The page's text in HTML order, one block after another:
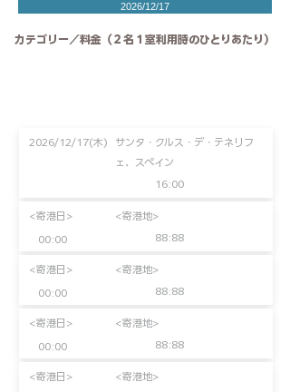
2026/12/17(木)
16:00
サンタ・クルス・デ・テネリフ
ェ、スペイン
<寄港日>
00:00 88:88
<寄港地>
<寄港日>
00:00 88:88
<寄港地>
<寄港日>
00:00 88:88
<寄港地>
<寄港日> <寄港地>
2026/12/17
カテゴリー／料金（２名１室利用時のひとりあたり）